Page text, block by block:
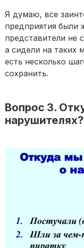
Я думаю, все
предприятия
представители не
а сидели на таких
есть несколько
сохранить.
Вопрос 3.
нарушителях?